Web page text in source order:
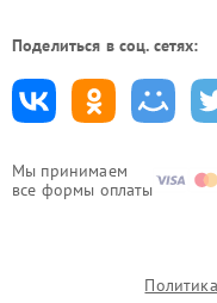
Мы принимаем
все формы оплаты
Поделиться в соц. сетях: